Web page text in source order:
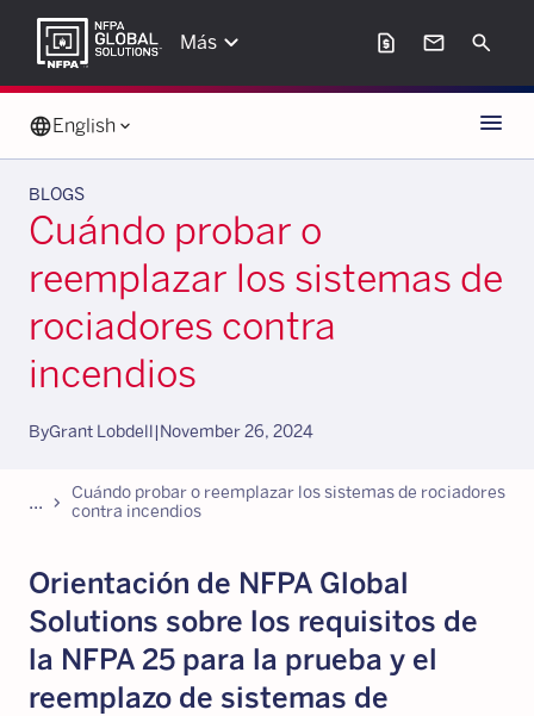
Más keyboard_arrow_down request_page mail Search
languageEnglish keyboard_arrow_down Menu
BLOGS
Cuándo probar o
reemplazar los sistemas de
rociadores contra
incendios
ByGrant Lobdell|November 26, 2024
... chevron_forward Cuándo probar o reemplazar los sistemas de rociadores
contra incendios
Orientación de NFPA Global
Solutions sobre los requisitos de
la NFPA 25 para la prueba y el
reemplazo de sistemas de